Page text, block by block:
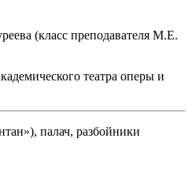
(класс преподавателя М.Е.
театра оперы и
палач, разбойники